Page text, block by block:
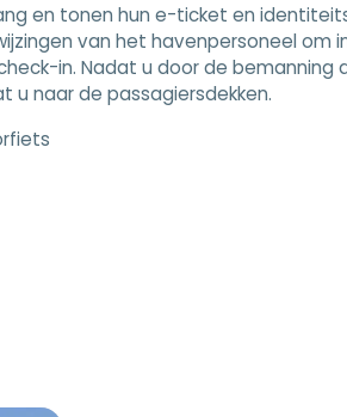
en tonen hun e-ticket en
van het havenpersoneel om
in. Nadat u door de bemanning
u naar de passagiersdekken.